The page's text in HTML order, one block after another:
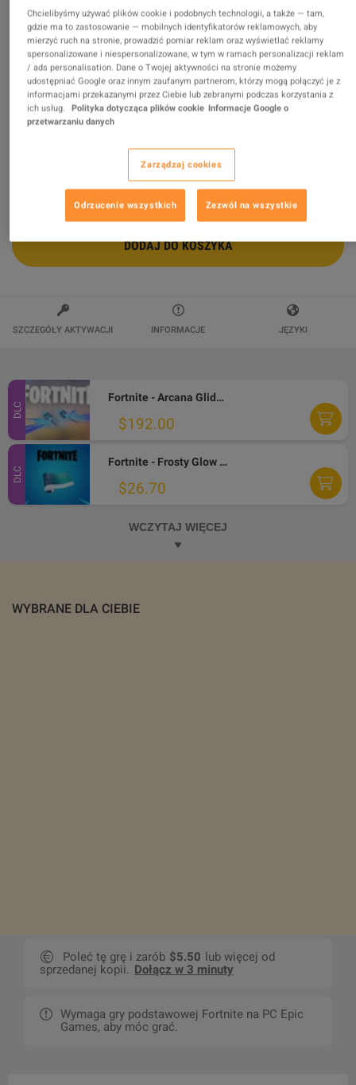
Fortnite - White Dragon Wrap DLC PC
Epic Games CD Key
Sprzedawca MY7_Codes
93.59% ocen z 2448 jest znakomitych!
DODAJ DO KOSZYKA
SZCZEGÓŁY AKTYWACJI INFORMACJE JĘZYKI
DLC
Fortnite - Arcana Glider DLC PC Epic Games CD Key
$192.00
DLC
Fortnite - Frosty Glow Wrap DLC PC Epic Games CD Key
$26.70
WCZYTAJ WIĘCEJ
WYBRANE DLA CIEBIE
Poleć tę grę i zarób $5.50 lub więcej od
sprzedanej kopii. Dołącz w 3 minuty
Wymaga gry podstawowej Fortnite na PC Epic
Games, aby móc grać.
Chcielibyśmy używać plików cookie i podobnych technologii, a także — tam,
gdzie ma to zastosowanie — mobilnych identyfikatorów reklamowych, aby
mierzyć ruch na stronie, prowadzić pomiar reklam oraz wyświetlać reklamy
spersonalizowane i niespersonalizowane, w tym w ramach personalizacji reklam
/ ads personalisation. Dane o Twojej aktywności na stronie możemy
udostępniać Google oraz innym zaufanym partnerom, którzy mogą połączyć je z
informacjami przekazanymi przez Ciebie lub zebranymi podczas korzystania z
ich usług.
Polityka dotycząca plików cookie Informacje Google o
przetwarzaniu danych
Zarządzaj cookies
Odrzucenie wszystkich Zezwól na wszystkie